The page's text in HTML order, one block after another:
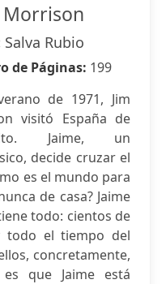
Morrison
Salva Rubio
de Páginas: 199
de 1971, Jim
visitó España de
Jaime, un
decide cruzar el
es el mundo para
de casa? Jaime
todo: cientos de
todo el tiempo del
concretamente,
que Jaime está